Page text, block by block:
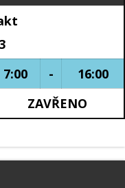
7:00 -
16:00
ZAVŘENO